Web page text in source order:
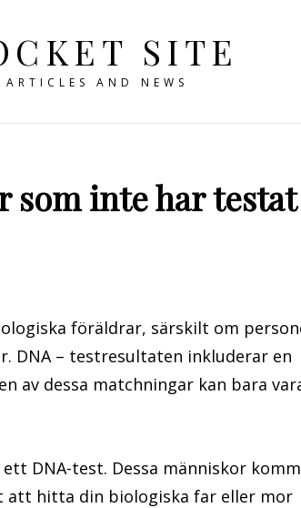
SITE
ARTICLES AND NEWS
som inte har testat
föräldrar, särskilt om
DNA – testresultaten inkluderar en
av dessa matchningar kan bara
DNA-test. Dessa människor
att hitta din biologiska far eller mor